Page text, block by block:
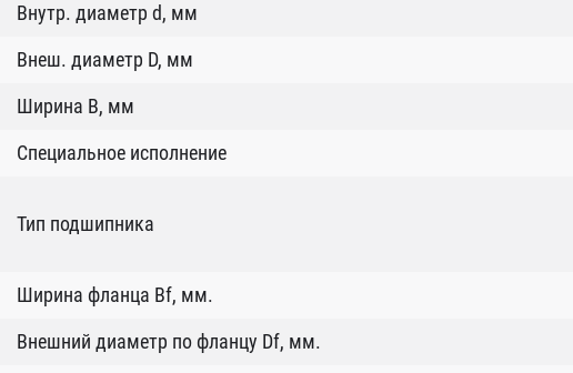
Внутр. диаметр d, мм
Внеш. диаметр D, мм
Ширина B, мм
Специальное исполнение
Тип подшипника
Ширина фланца Bf, мм.
Внешний диаметр по фланцу Df, мм.